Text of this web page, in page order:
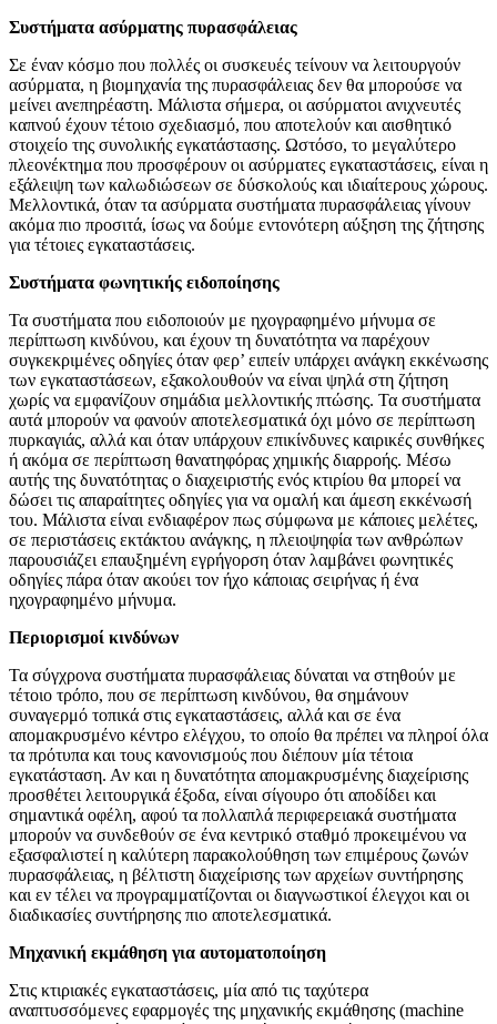
Συστήματα ασύρματης πυρασφάλειας
Σε έναν κόσμο που πολλές οι συσκευές τείνουν να λειτουργούν
ασύρματα, η βιομηχανία της πυρασφάλειας δεν θα μπορούσε να
μείνει ανεπηρέαστη. Μάλιστα σήμερα, οι ασύρματοι ανιχνευτές
καπνού έχουν τέτοιο σχεδιασμό, που αποτελούν και αισθητικό
στοιχείο της συνολικής εγκατάστασης. Ωστόσο, το μεγαλύτερο
πλεονέκτημα που προσφέρουν οι ασύρματες εγκαταστάσεις, είναι η
εξάλειψη των καλωδιώσεων σε δύσκολούς και ιδιαίτερους χώρους.
Μελλοντικά, όταν τα ασύρματα συστήματα πυρασφάλειας γίνουν
ακόμα πιο προσιτά, ίσως να δούμε εντονότερη αύξηση της ζήτησης
για τέτοιες εγκαταστάσεις.
Συστήματα φωνητικής ειδοποίησης
Τα συστήματα που ειδοποιούν με ηχογραφημένο μήνυμα σε
περίπτωση κινδύνου, και έχουν τη δυνατότητα να παρέχουν
συγκεκριμένες οδηγίες όταν φερ’ ειπείν υπάρχει ανάγκη εκκένωσης
των εγκαταστάσεων, εξακολουθούν να είναι ψηλά στη ζήτηση
χωρίς να εμφανίζουν σημάδια μελλοντικής πτώσης. Τα συστήματα
αυτά μπορούν να φανούν αποτελεσματικά όχι μόνο σε περίπτωση
πυρκαγιάς, αλλά και όταν υπάρχουν επικίνδυνες καιρικές συνθήκες
ή ακόμα σε περίπτωση θανατηφόρας χημικής διαρροής. Μέσω
αυτής της δυνατότητας ο διαχειριστής ενός κτιρίου θα μπορεί να
δώσει τις απαραίτητες οδηγίες για να ομαλή και άμεση εκκένωσή
του. Μάλιστα είναι ενδιαφέρον πως σύμφωνα με κάποιες μελέτες,
σε περιστάσεις εκτάκτου ανάγκης, η πλειοψηφία των ανθρώπων
παρουσιάζει επαυξημένη εγρήγορση όταν λαμβάνει φωνητικές
οδηγίες πάρα όταν ακούει τον ήχο κάποιας σειρήνας ή ένα
ηχογραφημένο μήνυμα.
Περιορισμοί κινδύνων
Τα σύγχρονα συστήματα πυρασφάλειας δύναται να στηθούν με
τέτοιο τρόπο, που σε περίπτωση κινδύνου, θα σημάνουν
συναγερμό τοπικά στις εγκαταστάσεις, αλλά και σε ένα
απομακρυσμένο κέντρο ελέγχου, το οποίο θα πρέπει να πληροί όλα
τα πρότυπα και τους κανονισμούς που διέπουν μία τέτοια
εγκατάσταση. Αν και η δυνατότητα απομακρυσμένης διαχείρισης
προσθέτει λειτουργικά έξοδα, είναι σίγουρο ότι αποδίδει και
σημαντικά οφέλη, αφού τα πολλαπλά περιφερειακά συστήματα
μπορούν να συνδεθούν σε ένα κεντρικό σταθμό προκειμένου να
εξασφαλιστεί η καλύτερη παρακολούθηση των επιμέρους ζωνών
πυρασφάλειας, η βέλτιστη διαχείρισης των αρχείων συντήρησης
και εν τέλει να προγραμματίζονται οι διαγνωστικοί έλεγχοι και οι
διαδικασίες συντήρησης πιο αποτελεσματικά.
Μηχανική εκμάθηση για αυτοματοποίηση
Στις κτιριακές εγκαταστάσεις, μία από τις ταχύτερα
αναπτυσσόμενες εφαρμογές της μηχανικής εκμάθησης (machine